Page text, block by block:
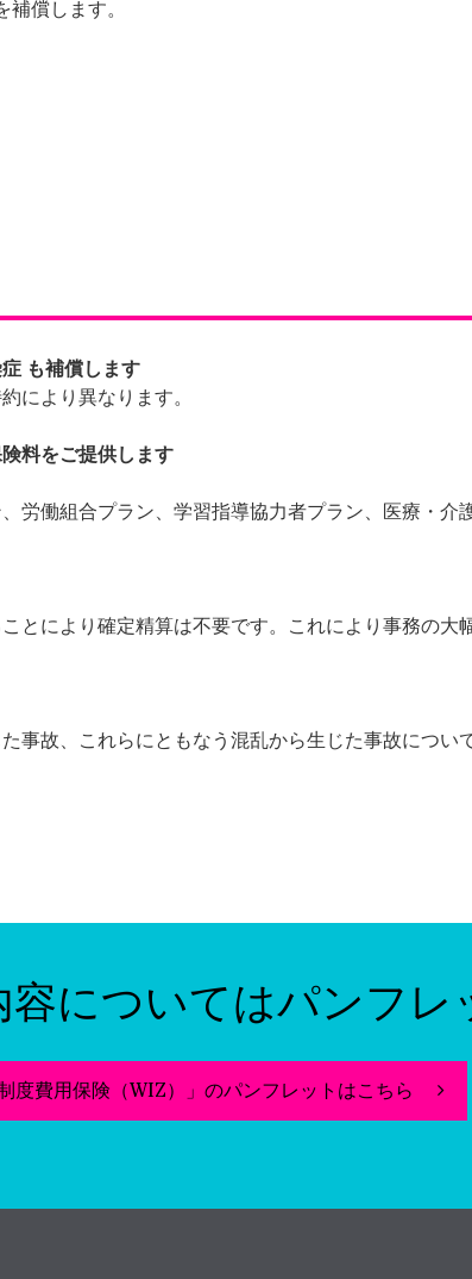
償します。
も補償します
により異なります。
料をご提供します
労働組合プラン、学習指導協力者プラン、医療・介
とにより確定精算は不要です。これにより事務の大
事故、これらにともなう混乱から生じた事故につい
容についてはパンフレ
度費用保険（WIZ）」のパンフレットはこちら